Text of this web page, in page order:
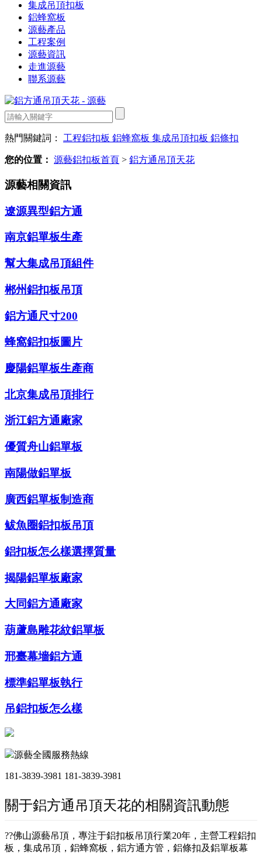
集成吊頂扣板
鋁蜂窩板
源藝產品
工程案例
源藝資訊
走進源藝
聯系源藝
熱門關鍵詞： 工程鋁扣板 鋁蜂窩板 集成吊頂扣板 鋁條扣
您的位置： 源藝鋁扣板首頁 > 鋁方通吊頂天花
源藝相關資訊
遼源異型鋁方通
南京鋁單板生產
幫大集成吊頂組件
郴州鋁扣板吊頂
鋁方通尺寸200
蜂窩鋁扣板圖片
慶陽鋁單板生產商
北京集成吊頂排行
浙江鋁方通廠家
優質舟山鋁單板
南陽做鋁單板
廣西鋁單板制造商
鲅魚圈鋁扣板吊頂
鋁扣板怎么樣選擇質量
揭陽鋁單板廠家
大同鋁方通廠家
葫蘆島雕花紋鋁單板
邢臺幕墻鋁方通
標準鋁單板執行
吊鋁扣板怎么樣
源藝全國服務熱線
181-3839-3981 181-3839-3981
關于鋁方通吊頂天花的相關資訊動態
??佛山源藝吊頂，專注于鋁扣板吊頂行業20年，主營工程鋁扣
板，集成吊頂，鋁蜂窩板，鋁方通方管，鋁條扣及鋁單板幕